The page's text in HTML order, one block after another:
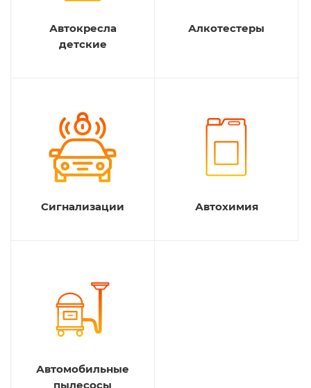
Автокресла
детские
Алкотестеры
Сигнализации Автохимия
Автомобильные
пылесосы